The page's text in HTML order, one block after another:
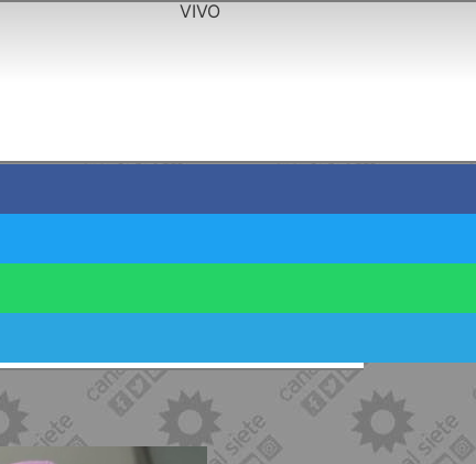
VIVO
horas más de